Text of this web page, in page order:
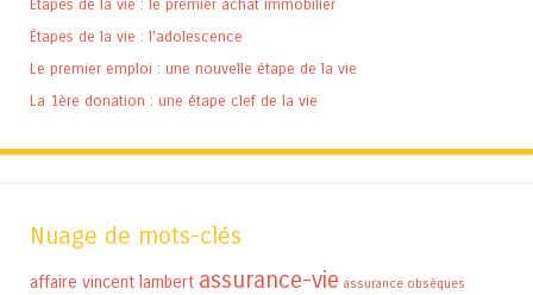
Étapes de la vie : le premier achat immobilier
Étapes de la vie : l’adolescence
Le premier emploi : une nouvelle étape de la vie
La 1ère donation : une étape clef de la vie
Nuage de mots-clés
affaire vincent lambert assurance-vie assurance obsèques